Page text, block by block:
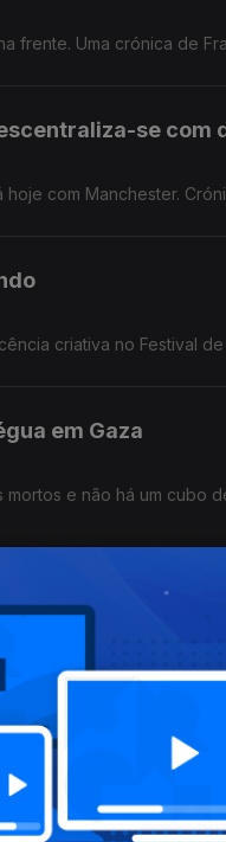
frente. Uma crónica de
se com
hoje com Manchester.
criativa no Festival
em Gaza
mortos e não há um
Ortega em
20 anos, quer
com a guerra da